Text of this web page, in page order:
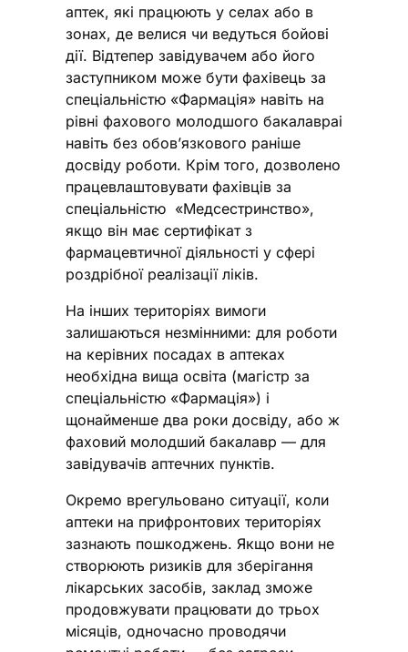
аптек, які працюють у селах або в
зонах, де велися чи ведуться бойові
дії. Відтепер завідувачем або його
заступником може бути фахівець за
спеціальністю «Фармація» навіть на
рівні фахового молодшого бакалавраі
навіть без обов’язкового раніше
досвіду роботи. Крім того, дозволено
працевлаштовувати фахівців за
спеціальністю «Медсестринство»,
якщо він має сертифікат з
фармацевтичної діяльності у сфері
роздрібної реалізації ліків.
На інших територіях вимоги
залишаються незмінними: для роботи
на керівних посадах в аптеках
необхідна вища освіта (магістр за
спеціальністю «Фармація») і
щонайменше два роки досвіду, або ж
фаховий молодший бакалавр — для
завідувачів аптечних пунктів.
Окремо врегульовано ситуації, коли
аптеки на прифронтових територіях
зазнають пошкоджень. Якщо вони не
створюють ризиків для зберігання
лікарських засобів, заклад зможе
продовжувати працювати до трьох
місяців, одночасно проводячи